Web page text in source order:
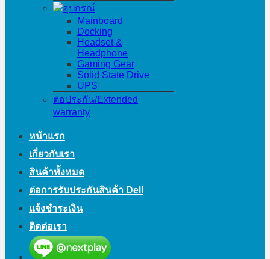
อุปกรณ์
Mainboard
Docking
Headset &
Headphone
Gaming Gear
Solid State Drive
UPS
ต่อประกัน/Extended
warranty
หน้าแรก
เกี่ยวกับเรา
สินค้าทั้งหมด
ต่อการรับประกันสินค้า Dell
แจ้งชำระเงิน
ติดต่อเรา